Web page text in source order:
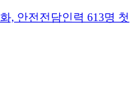
, 안전전담인력 613명 첫